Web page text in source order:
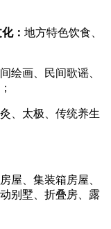
： 地方特色饮食、
绘画、民间歌谣、
、太极、传统养生
屋、集装箱房屋、
别墅、折叠房、露